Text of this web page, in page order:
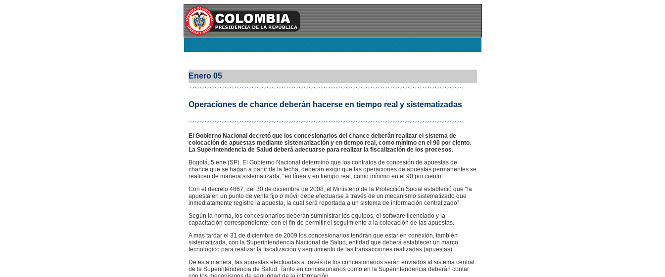
Enero 05
Operaciones de chance deberán hacerse en tiempo real y sistematizadas
El Gobierno Nacional decretó que los concesionarios del chance deberán realizar el sistema de
colocación de apuestas mediante sistematización y en tiempo real, como mínimo en el 90 por ciento.
La Superintendencia de Salud deberá adecuarse para realizar la fiscalización de los procesos.
Bogotá, 5 ene (SP). El Gobierno Nacional determinó que los contratos de concesión de apuestas de
chance que se hagan a partir de la fecha, deberán exigir que las operaciones de apuestas permanentes se
realicen de manera sistematizada, “en línea y en tiempo real, como mínimo en el 90 por ciento”.
Con el decreto 4867, del 30 de diciembre de 2008, el Ministerio de la Protección Social estableció que “la
apuesta en un punto de venta fijo o móvil debe efectuarse a través de un mecanismo sistematizado que
inmediatamente registre la apuesta, la cual será reportada a un sistema de información centralizado”.
Según la norma, los concesionarios deberán suministrar los equipos, el software licenciado y la
capacitación correspondiente, con el fin de permitir el seguimiento a la colocación de las apuestas.
A más tardar el 31 de diciembre de 2009 los concesionarios tendrán que estar en conexión, también
sistematizada, con la Superintendencia Nacional de Salud, entidad que deberá establecer un marco
tecnológico para realizar la fiscalización y seguimiento de las transacciones realizadas (apuestas).
De esta manera, las apuestas efectuadas a través de los concesionarios serán enviados al sistema central
de la Superintendencia de Salud. Tanto en concesionarios como en la Superintendencia deberán contar